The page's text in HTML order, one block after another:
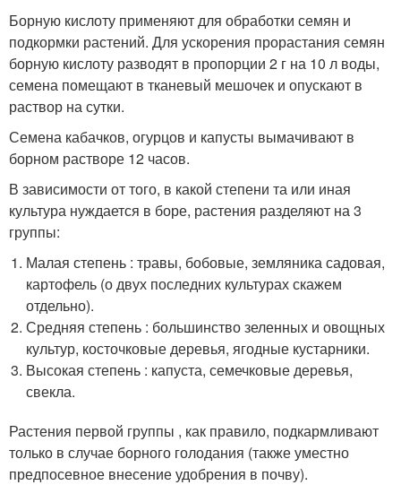
Борную кислоту применяют для обработки семян и
подкормки растений. Для ускорения прорастания семян
борную кислоту разводят в пропорции 2 г на 10 л воды,
семена помещают в тканевый мешочек и опускают в
раствор на сутки.
Семена кабачков, огурцов и капусты вымачивают в
борном растворе 12 часов.
В зависимости от того, в какой степени та или иная
культура нуждается в боре, растения разделяют на 3
группы:
Малая степень : травы, бобовые, земляника садовая,
картофель (о двух последних культурах скажем
отдельно).
Средняя степень : большинство зеленных и овощных
культур, косточковые деревья, ягодные кустарники.
Высокая степень : капуста, семечковые деревья,
свекла.
Растения первой группы , как правило, подкармливают
только в случае борного голодания (также уместно
предпосевное внесение удобрения в почву).